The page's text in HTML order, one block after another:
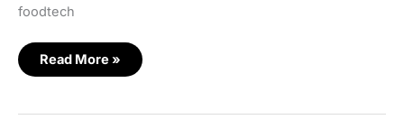
foodtech
Read More »